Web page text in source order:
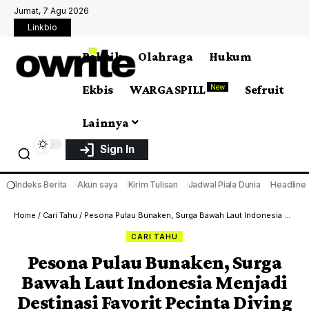
Jumat, 7 Agu 2026
Linkbio
Politik Olahraga Hukum
Ekbis WARGA SPILL New Sefruit
Lainnya
Sign In
❍Indeks Berita Akun saya Kirim Tulisan Jadwal Piala Dunia Headline
Home / Cari Tahu / Pesona Pulau Bunaken, Surga Bawah Laut Indonesia Menjadi Destinasi Favorit Pecinta Diving
CARI TAHU
Pesona Pulau Bunaken, Surga
Bawah Laut Indonesia Menjadi
Destinasi Favorit Pecinta Diving